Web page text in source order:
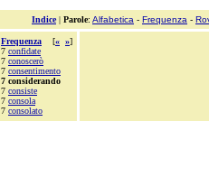
Indice| Parole: Alfabetica - Frequenza -
Frequenza [« »]
7 confidate
7 conoscerò
7 consentimento
7 considerando
7 consiste
7 consola
7 consolato